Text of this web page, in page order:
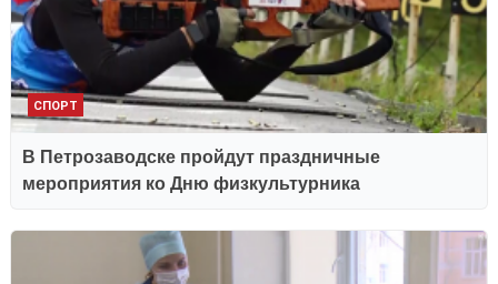
СПОРТ
В Петрозаводске пройдут праздничные
мероприятия ко Дню физкультурника